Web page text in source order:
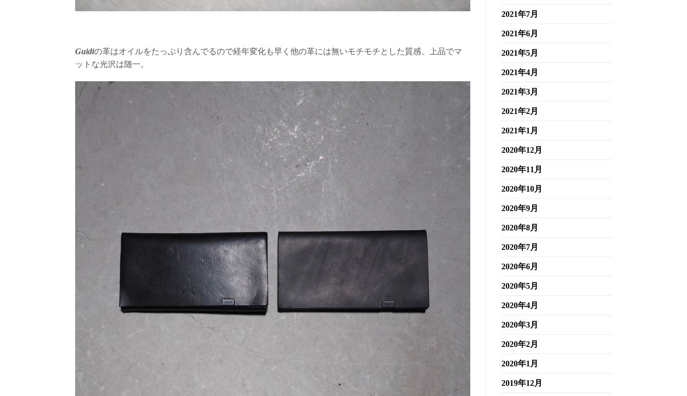
Guidiの革はオイルをたっぷり含んでるので経年変化も早く他の革には無いモチモチとした質感、上品でマ
ットな光沢は随一。
2021年7月
2021年6月
2021年5月
2021年4月
2021年3月
2021年2月
2021年1月
2020年12月
2020年11月
2020年10月
2020年9月
2020年8月
2020年7月
2020年6月
2020年5月
2020年4月
2020年3月
2020年2月
2020年1月
2019年12月